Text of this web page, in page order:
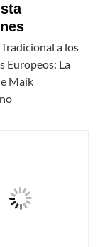
a los
Europeos: La
Maik